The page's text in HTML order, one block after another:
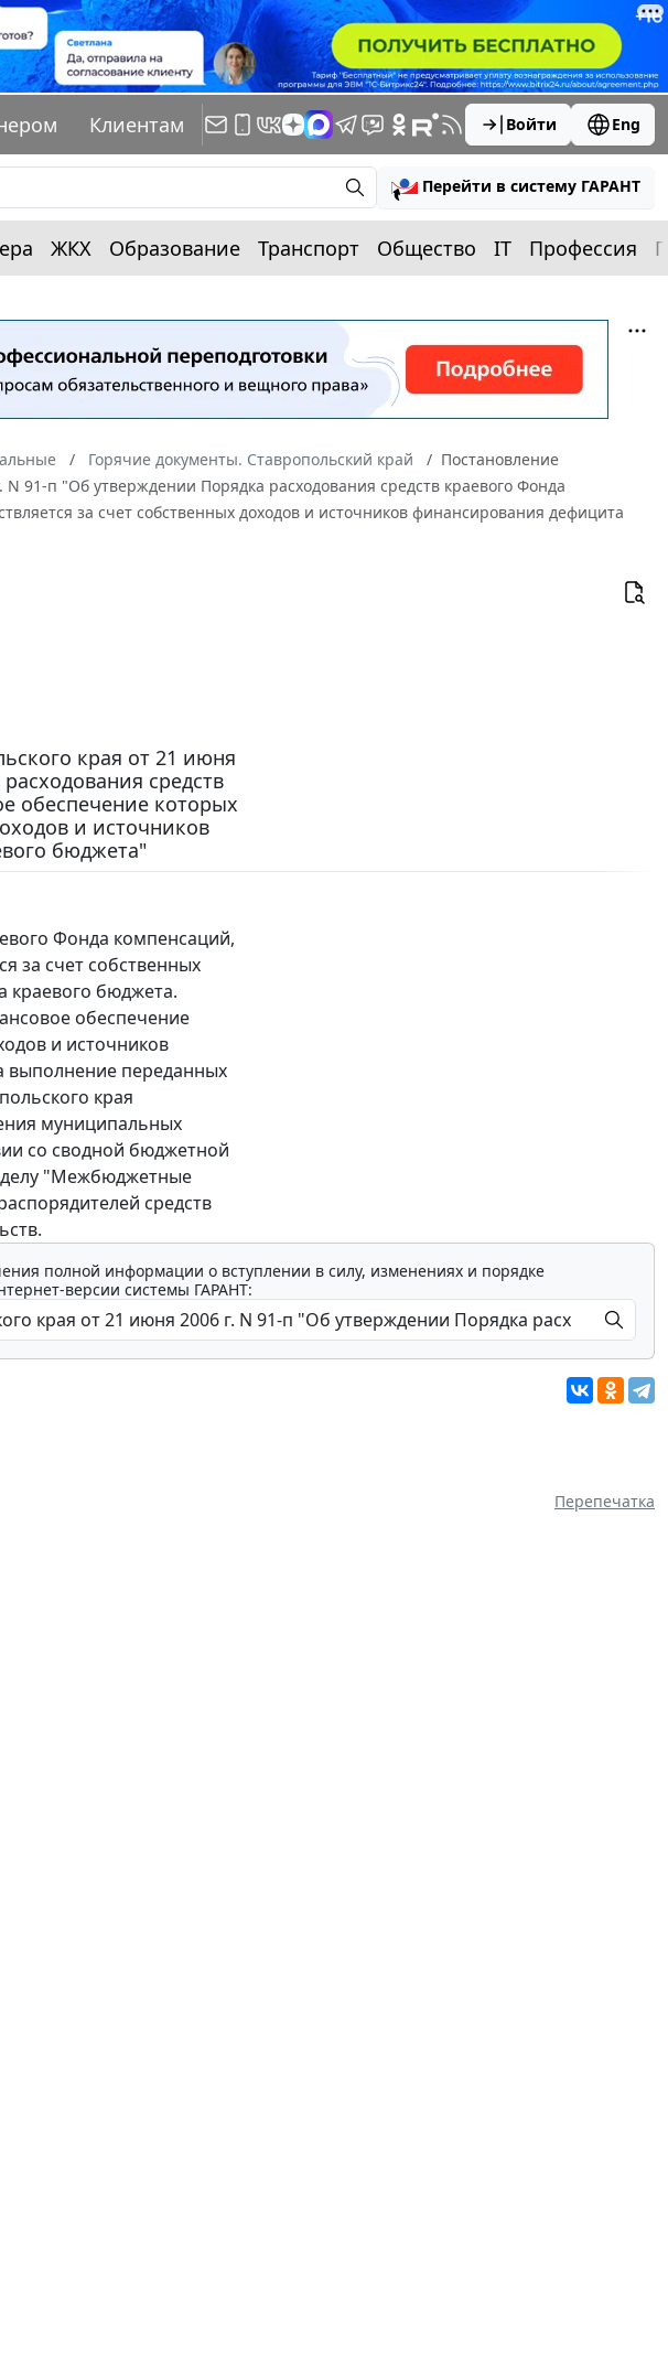
Клиентам Войти Eng
Перейти в систему ГАРАНТ
ЖКХ Образование Транспорт Общество IT Профессия
Горячие документы. Ставропольский край
Постановление
91-п "Об утверждении Порядка расходования средств краевого Фонда
за счет собственных доходов и источников финансирования дефицита
края от 21 июня
средств
обеспечение которых
и источников
бюджета"
Фонда компенсаций,
за счет собственных
краевого бюджета.
обеспечение
и источников
выполнение переданных
края
муниципальных
со сводной бюджетной
"Межбюджетные
средств
полной информации о вступлении в силу, изменениях и порядке
версии системы ГАРАНТ:
Перепечатка